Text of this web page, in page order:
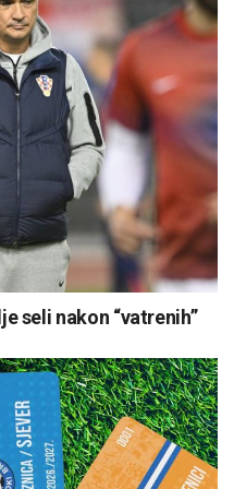
seli nakon “vatrenih”